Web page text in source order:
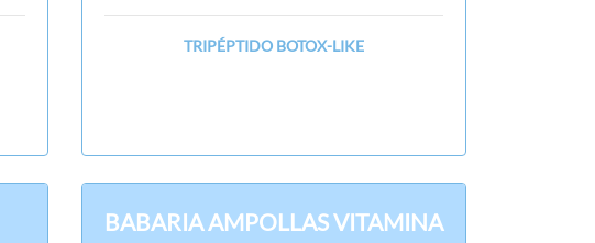
TRIPÉPTIDO BOTOX-LIKE
BABARIA AMPOLLAS VITAMINA